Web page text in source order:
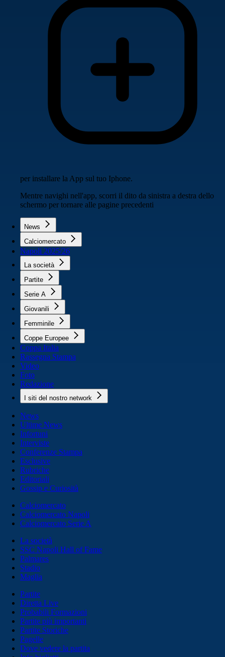
per installare la App sul tuo Iphone.
Mentre navighi nell'app, scorri il dito da sinistra a destra dello
schermo per tornare alle pagine precedenti
News
Calciomercato
Napoli 2025/26
La società
Partite
Serie A
Giovanili
Femminile
Coppe Europee
Coppa Italia
Rassegna Stampa
Video
Foto
Redazione
I siti del nostro network
News
Ultime News
Infortuni
Interviste
Conferenze Stampa
Esclusive
Rubriche
Editoriali
Gossip e Curiosità
Calciomercato
Calciomercato Napoli
Calciomercato Serie A
La società
SSC Napoli Hall of Fame
Palmares
Stadio
Maglia
Partite
Diretta Live
Probabili Formazioni
Partite più importanti
Partite Storiche
Pagelle
Dove vedere la partita